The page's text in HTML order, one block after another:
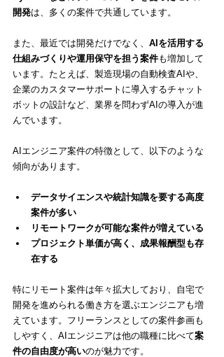
開発は、多くの案件で共通しています。
また、最近では開発だけでなく、 AIを活用する
仕組みづくりや運用保守を担う案件も増加して
います。たとえば、製造現場の自動検査AIや、
企業のカスタマーサポートに導入するチャット
ボットの設計など、業界を問わずAIの導入が進
んでいます。
AIエンジニア案件の特徴として、以下のような
傾向があります。
データサイエンスや統計知識を要する高度
案件が多い
リモートワークが可能な案件が増えている
プロジェクト単価が高く、成果報酬型も存
在する
特にリモート案件は年々拡大しており、自宅で
開発を進められる働き方を選ぶエンジニアも増
えています。フリーランスとしての案件参画も
しやすく、AIエンジニアは他の職種に比べて案
件の自由度が高いのが魅力です。